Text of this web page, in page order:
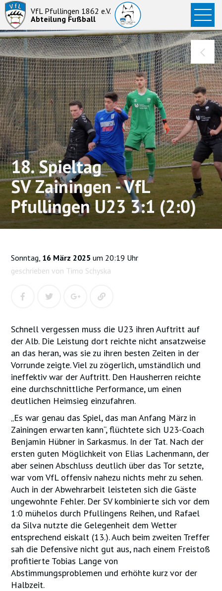
VfL Pfullingen 1862 e.V.
Abteilung Fußball
Startseite
News
Aktive
Junioren
Abteilung
18. Spieltag
SV Zainingen - VfL
Pfullingen U23 3:1 (2:0)
Sonntag, 16 März 2025 um 20:19 Uhr
geschrieben von Timo Schyska
Schnell vergessen muss die U23 ihren Auftritt auf
der Alb. Die Leistung dort reichte nicht ansatzweise
an das heran, was sie zu ihren besten Zeiten in der
Vorrunde zeigte. Viel zu zögerlich, umständlich und
ineffektiv war der Auftritt. Den Hausherren reichte
eine durchschnittliche Performance, um einen
deutlichen Heimsieg einzufahren.
„Es war genau das Spiel, das man Anfang März in
Zainingen erwarten kann“, flüchtete sich U23-Coach
Benjamin Hübner in Sarkasmus. In der Tat. Nach der
ersten guten Möglichkeit von Elias Lachenmann, der
aber seinen Abschluss deutlich über das Tor setzte,
war vom VfL offensiv nahezu nichts mehr zu sehen.
Auch in der Abwehrarbeit leisteten sich die Gäste
ungewohnte Fehler. Der SV kombinierte sich vor dem
1:0 mühelos durch Pfullingens Reihen, und Rafael
da Silva nutzte die Gelegenheit dem Wetter
entsprechend eiskalt (13.). Auch beim zweiten Treffer
sah die Defensive nicht gut aus, nach einem Freistoß
profitierte Tobias Lange von
Abstimmungsproblemen und erhöhte kurz vor der
Halbzeit.